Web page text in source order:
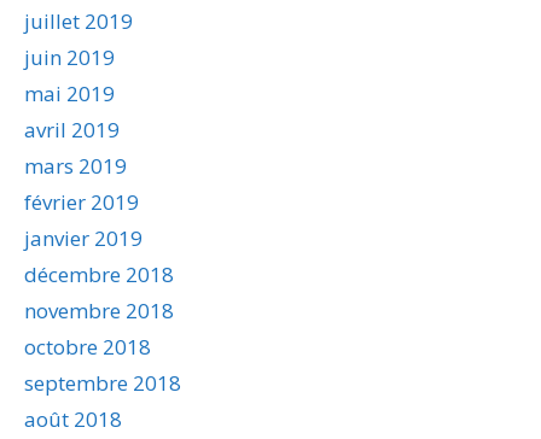
juillet 2019
juin 2019
mai 2019
avril 2019
mars 2019
février 2019
janvier 2019
décembre 2018
novembre 2018
octobre 2018
septembre 2018
août 2018